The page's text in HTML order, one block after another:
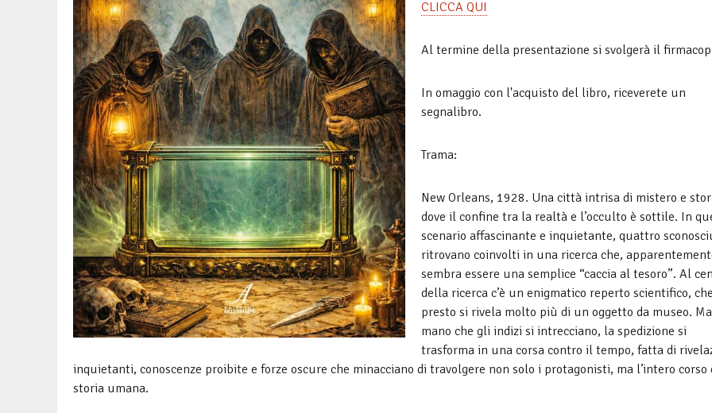
CLICCA QUI
Al termine della presentazione si svolgerà il
In omaggio con l'acquisto del libro, riceverete un
segnalibro.
Trama:
New Orleans, 1928. Una città intrisa di mistero e
dove il confine tra la realtà e l’occulto è sottile. In
scenario affascinante e inquietante, quattro
ritrovano coinvolti in una ricerca che,
sembra essere una semplice “caccia al tesoro”. Al
della ricerca c’è un enigmatico reperto scientifico,
presto si rivela molto più di un oggetto da museo.
mano che gli indizi si intrecciano, la spedizione si
trasforma in una corsa contro il tempo, fatta di
inquietanti, conoscenze proibite e forze oscure che minacciano di travolgere non solo i protagonisti, ma l’intero corso
storia umana.